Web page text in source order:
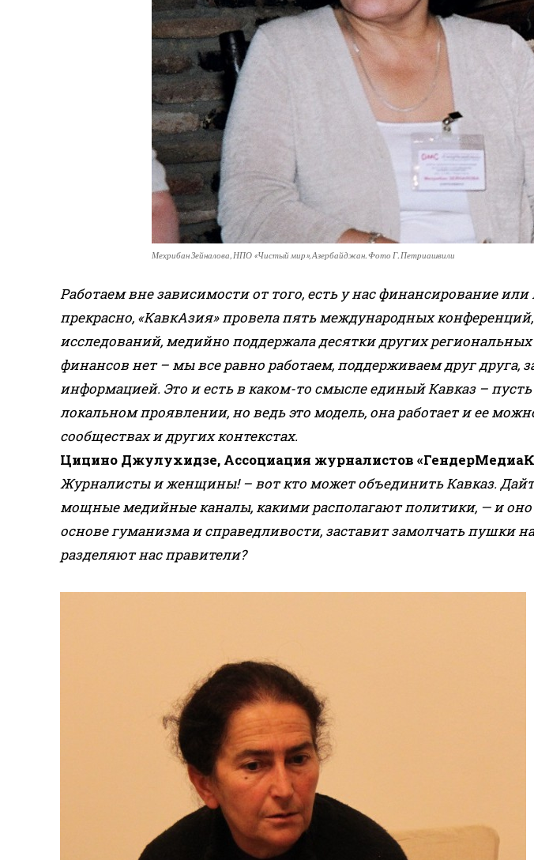
Мехрибан Зейналова, НПО «Чистый мир», Азербайджан. Фото Г. Петриашвили
Работаем вне зависимости от того, есть у нас финансирование или
прекрасно, «КавкАзия» провела пять международных
исследований, медийно поддержала десятки других
финансов нет – мы все равно работаем, поддерживаем друг
информацией. Это и есть в каком-то смысле единый Кавказ –
локальном проявлении, но ведь это модель, она работает и ее
сообществах и других контекстах.
Цицино Джулухидзе, Ассоциация журналистов
Журналисты и женщины! – вот кто может объединить Кавказ.
мощные медийные каналы, какими располагают политики, — и
основе гуманизма и справедливости, заставит замолчать пушки
разделяют нас правители?